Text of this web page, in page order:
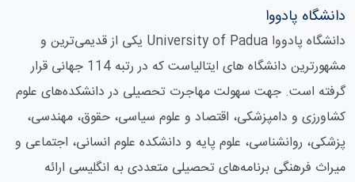
دانشگاه پادووا
دانشگاه پادووا University of Padua یکی از قدیمی‌ترین و
مشهورترین دانشگاه های ایتالیاست که در رتبه 114 جهانی قرار
گرفته است. جهت سهولت مهاجرت تحصیلی در دانشکده‌های علوم
کشاورزی و دامپزشکی، اقتصاد و علوم سیاسی، حقوق، مهندسی،
پزشکی، روانشناسی، علوم پایه و دانشکده علوم انسانی، اجتماعی و
میراث فرهنگی برنامه‌های تحصیلی متعددی به انگلیسی ارائه